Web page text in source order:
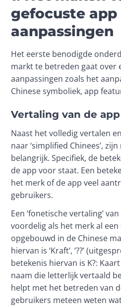
gefocuste app
aanpassingen
Het eerste benodigde
markt te betreden gaat over
aanpassingen zoals het
Chinese symboliek, app
Vertaling van de
Naast het volledig vertalen
naar ‘simplified Chinees’,
belangrijk. Specifiek, de
de app voor staat. Een
het merk of de app veel
gebruikers.
Een ‘fonetische vertaling’
voordelig als het merk al
opgebouwd in de Chinese
hiervan is ‘Kraft’, ‘??’
betekenis hiervan is K?:
naam die letterlijk vertaald
helpt met het betreden van
gebruikers meteen weten